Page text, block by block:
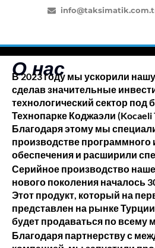
О нас
В 2023 году мы ускорили
сделав значительные
технологический сектор под
Технопарке Коджаэли (Kocaeli
Благодаря этому мы
производстве программного
обеспечения и расширили
Серийное производство
нового поколения началось
Этот продукт, который на
представлен на рынке
будет продаваться по всему
Благодаря партнерству с